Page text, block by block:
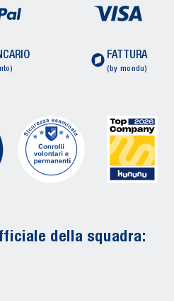
FATTURA
(by mondu)
della squadra: